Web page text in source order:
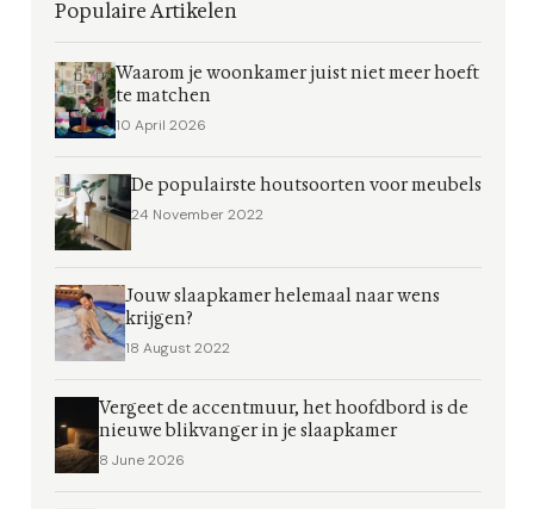
Populaire Artikelen
Waarom je woonkamer juist niet meer hoeft
te matchen
10 April 2026
De populairste houtsoorten voor meubels
24 November 2022
Jouw slaapkamer helemaal naar wens
krijgen?
18 August 2022
Vergeet de accentmuur, het hoofdbord is de
nieuwe blikvanger in je slaapkamer
8 June 2026